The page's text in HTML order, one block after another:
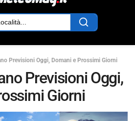
Previsioni Oggi, Domani e Prossimi Giorni
Previsioni Oggi,
Giorni